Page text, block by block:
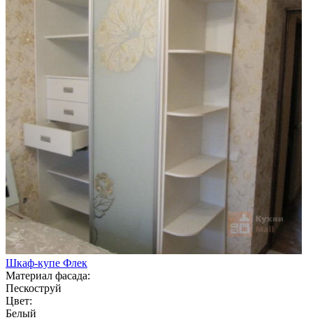
Шкаф-купе Флек
Материал фасада:
Пескоструй
Цвет:
Белый